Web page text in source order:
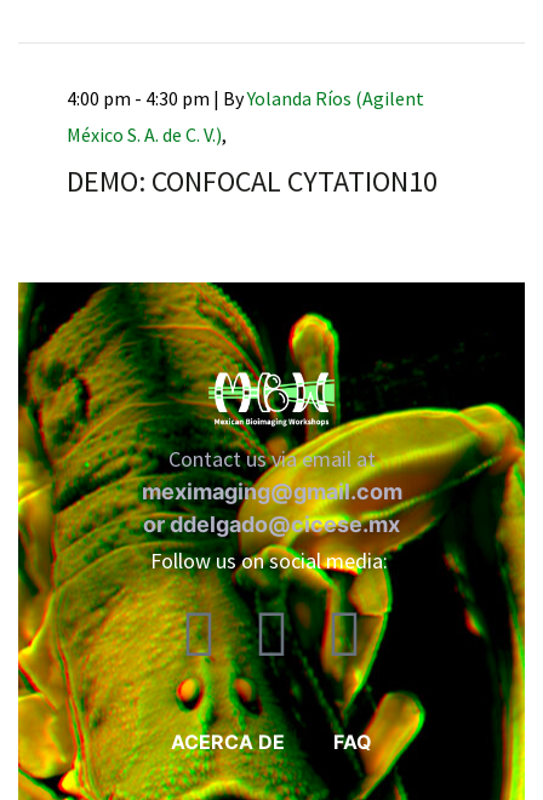
4:00 pm - 4:30 pm | ByYolanda Ríos (Agilent
México S. A. de C. V.),
DEMO: CONFOCAL CYTATION10
Contact us via email at
meximaging@gmail.com
orddelgado@cicese.mx
Follow us on social media:
ACERCA DE FAQ